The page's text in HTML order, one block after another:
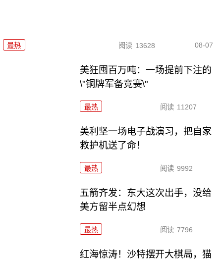
最热 阅读 13628 08-07
美狂囤百万吨：一场提前下注的
\"铜牌军备竞赛\"
最热 阅读 11207
美利坚一场电子战演习，把自家
救护机送了命！
最热 阅读 9992
五箭齐发：东大这次出手，没给
美方留半点幻想
最热 阅读 7796
红海惊涛！沙特摆开大棋局，猫